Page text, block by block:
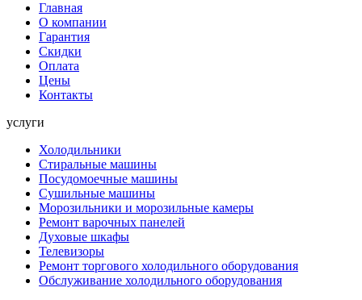
Главная
О компании
Гарантия
Скидки
Оплата
Цены
Контакты
услуги
Холодильники
Стиральные машины
Посудомоечные машины
Сушильные машины
Морозильники и морозильные камеры
Ремонт варочных панелей
Духовые шкафы
Телевизоры
Ремонт торгового холодильного оборудования
Обслуживание холодильного оборудования